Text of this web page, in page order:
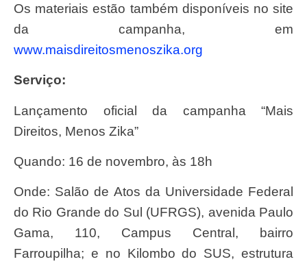
Os materiais estão também disponíveis no site
da campanha, em
www.maisdireitosmenoszika.org
Serviço:
Lançamento oficial da campanha “Mais
Direitos, Menos Zika”
Quando: 16 de novembro, às 18h
Onde: Salão de Atos da Universidade Federal
do Rio Grande do Sul (UFRGS), avenida Paulo
Gama, 110, Campus Central, bairro
Farroupilha; e no Kilombo do SUS, estrutura